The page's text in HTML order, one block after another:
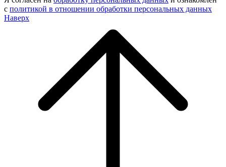
с политикой в отношении обработки персональных данных
Наверх